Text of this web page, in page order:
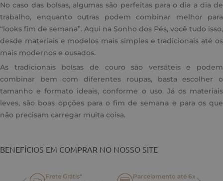
No caso das bolsas, algumas são perfeitas para o dia a dia de
trabalho, enquanto outras podem combinar melhor para
“looks fim de semana”. Aqui na Sonho dos Pés, você tudo isso,
desde materiais e modelos mais simples e tradicionais até os
mais modernos e ousados.
As tradicionais bolsas de couro são versáteis e podem
combinar bem com diferentes roupas, basta escolher o
tamanho e formato ideais, conforme o uso. Já os materiais
leves, são boas opções para o fim de semana e para os que
não precisam carregar muita coisa.
BENEFÍCIOS EM COMPRAR NO NOSSO SITE
Frete Grátis*
Parcelamento até 6x